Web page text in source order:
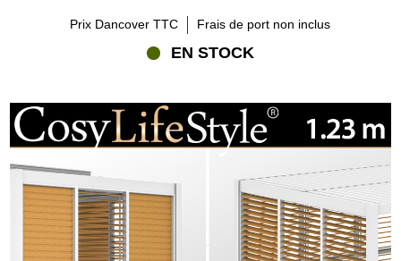
Prix Dancover TTC Frais de port non inclus
EN STOCK